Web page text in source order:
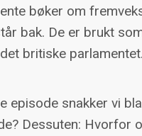
bøker om
bak. De er brukt
britiske parlamentet.
episode snakker vi
Dessuten: Hvorfor